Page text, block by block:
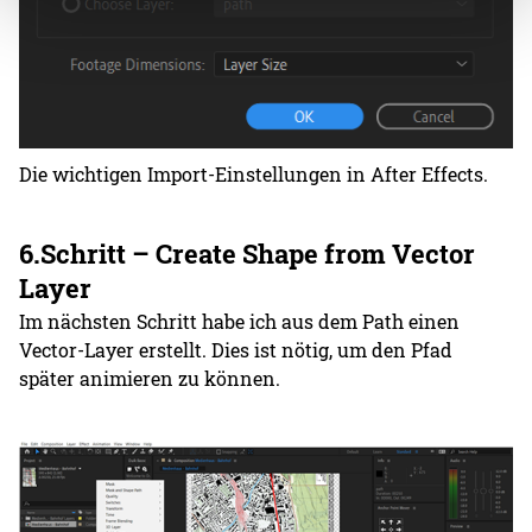
Die wichtigen Import-Einstellungen in After Effects.
6.Schritt – Create Shape from Vector
Layer
Im nächsten Schritt habe ich aus dem Path einen
Vector-Layer erstellt. Dies ist nötig, um den Pfad
später animieren zu können.